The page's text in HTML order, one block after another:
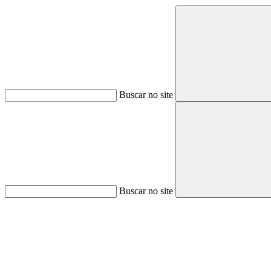
Buscar no site
Buscar no site